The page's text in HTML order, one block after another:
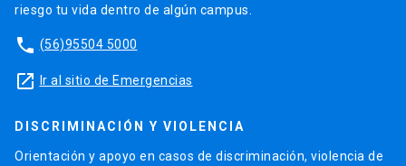
riesgo tu vida dentro de algún campus.
phone (56)95504 5000
launch Ir al sitio de Emergencias
DISCRIMINACIÓN Y VIOLENCIA
Orientación y apoyo en casos de discriminación, violencia de